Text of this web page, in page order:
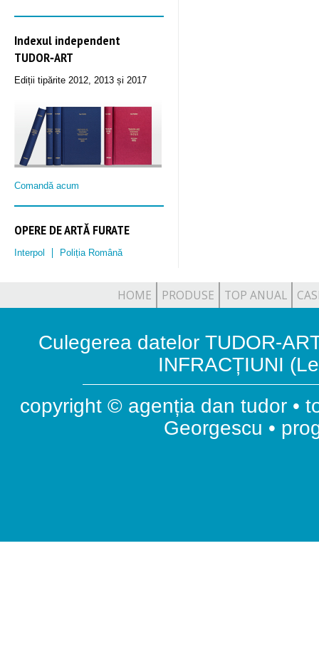
Indexul independent
TUDOR‑ART
Ediții tipărite 2012, 2013 și 2017
Comandă acum
OPERE DE ARTĂ FURATE
Interpol Poliția Română
HOME PRODUSE TOP ANUAL
Culegerea datelor TUDOR-
INFRACȚIUNI
copyright © agenția dan tudor •
Georgescu •